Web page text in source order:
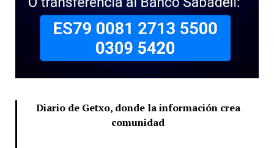
Diario de Getxo, donde la información crea
comunidad